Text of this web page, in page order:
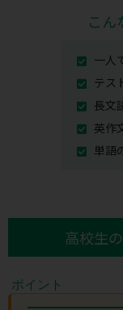
こん
一人
テス
長文
英作
単語
高校生